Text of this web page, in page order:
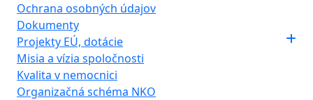
Ochrana osobných údajov
Dokumenty
Projekty EÚ, dotácie
Misia a vízia spoločnosti
Kvalita v nemocnici
Organizačná schéma NKO